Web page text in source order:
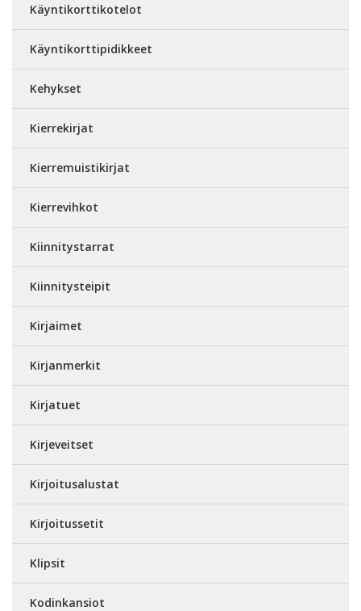
Käyntikorttikotelot
Käyntikorttipidikkeet
Kehykset
Kierrekirjat
Kierremuistikirjat
Kierrevihkot
Kiinnitystarrat
Kiinnitysteipit
Kirjaimet
Kirjanmerkit
Kirjatuet
Kirjeveitset
Kirjoitusalustat
Kirjoitussetit
Klipsit
Kodinkansiot